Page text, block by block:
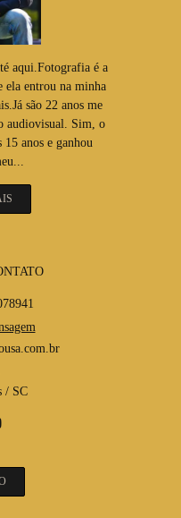
aqui.Fotografia é a
ela entrou na minha
são 22 anos me
audiovisual. Sim, o
anos e ganhou
/ SC